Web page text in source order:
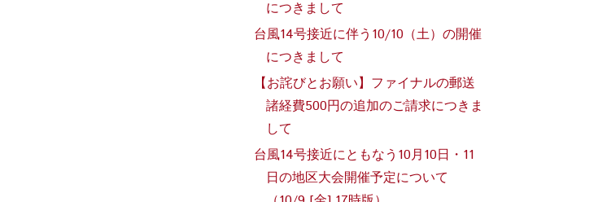
につきまして
台風14号接近に伴う10/10（土）の開催
につきまして
【お詫びとお願い】ファイナルの郵送
諸経費500円の追加のご請求につきま
して
台風14号接近にともなう10月10日・11
日の地区大会開催予定について